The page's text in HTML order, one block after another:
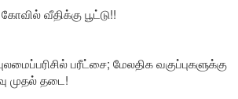
வீதிக்கு பூட்டு!!
பரீட்சை; மேலதிக வகுப்புகளுக்கு
முதல் தடை!